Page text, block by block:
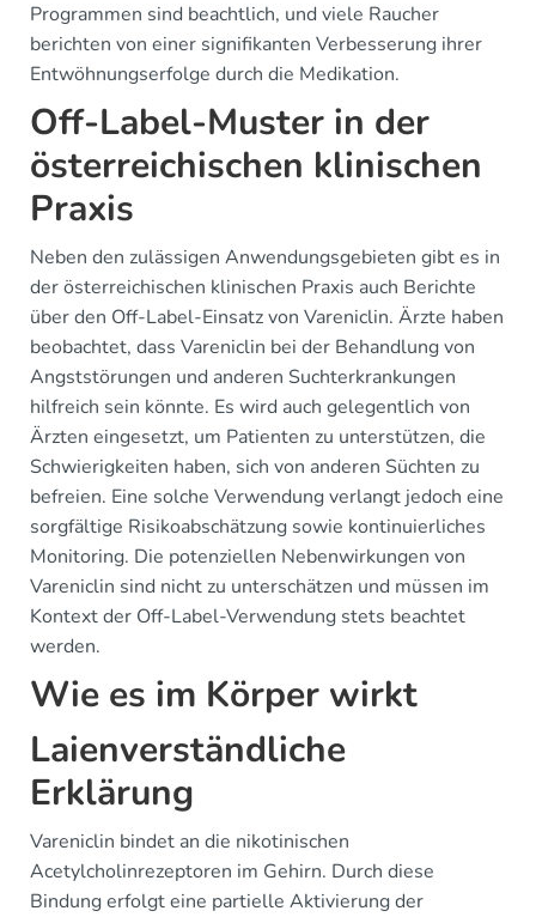
Programmen sind beachtlich, und viele Raucher
berichten von einer signifikanten Verbesserung ihrer
Entwöhnungserfolge durch die Medikation.
Off-Label-Muster in der
österreichischen klinischen
Praxis
Neben den zulässigen Anwendungsgebieten gibt es in
der österreichischen klinischen Praxis auch Berichte
über den Off-Label-Einsatz von Vareniclin. Ärzte haben
beobachtet, dass Vareniclin bei der Behandlung von
Angststörungen und anderen Suchterkrankungen
hilfreich sein könnte. Es wird auch gelegentlich von
Ärzten eingesetzt, um Patienten zu unterstützen, die
Schwierigkeiten haben, sich von anderen Süchten zu
befreien. Eine solche Verwendung verlangt jedoch eine
sorgfältige Risikoabschätzung sowie kontinuierliches
Monitoring. Die potenziellen Nebenwirkungen von
Vareniclin sind nicht zu unterschätzen und müssen im
Kontext der Off-Label-Verwendung stets beachtet
werden.
Wie es im Körper wirkt
Laienverständliche
Erklärung
Vareniclin bindet an die nikotinischen
Acetylcholinrezeptoren im Gehirn. Durch diese
Bindung erfolgt eine partielle Aktivierung der